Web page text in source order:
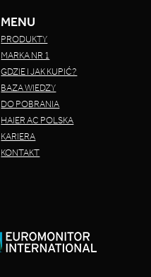
MENU
PRODUKTY
MARKA NR 1
GDZIE I JAK KUPIĆ?
BAZA WIEDZY
DO POBRANIA
HAIER AC POLSKA
KARIERA
KONTAKT